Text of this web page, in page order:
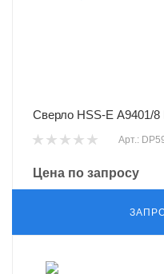
Сверло HSS-E A9401/
Арт.:
Цена по запросу